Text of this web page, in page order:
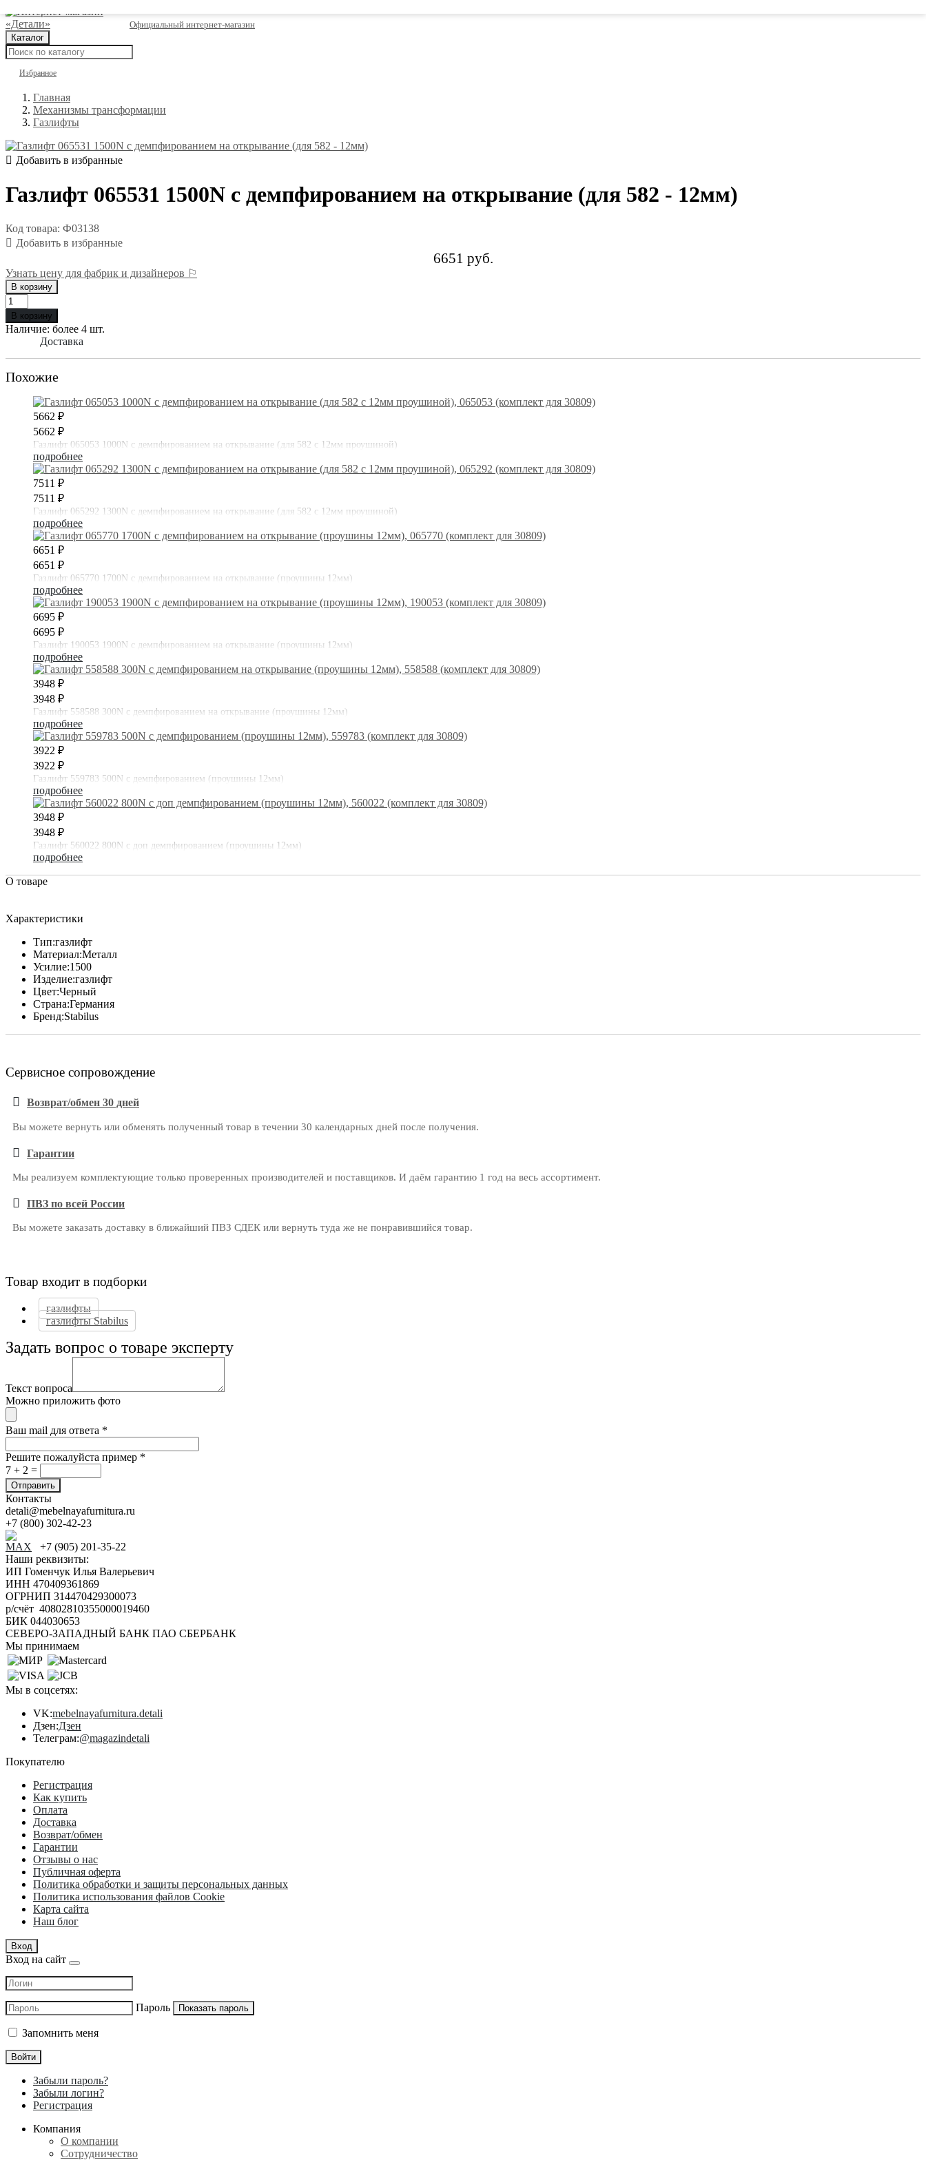
Официальный интернет-магазин
Каталог
Избранное
Главная
Механизмы трансформации
Газлифты
Газлифт 065531 1500N с демпфированием на открывание (для 582 - 12мм)
Код товара: Ф03138
6651 руб.
Узнать цену для фабрик и дизайнеров ⚐
В корзину
В корзину
Наличие: более 4 шт.
Доставка
Похожие
5662 ₽
5662 ₽
Газлифт 065053 1000N с демпфированием на открывание (для 582 с 12мм проушиной)
подробнее
7511 ₽
7511 ₽
Газлифт 065292 1300N с демпфированием на открывание (для 582 с 12мм проушиной)
подробнее
6651 ₽
6651 ₽
Газлифт 065770 1700N с демпфированием на открывание (проушины 12мм)
подробнее
6695 ₽
6695 ₽
Газлифт 190053 1900N с демпфированием на открывание (проушины 12мм)
подробнее
3948 ₽
3948 ₽
Газлифт 558588 300N с демпфированием на открывание (проушины 12мм)
подробнее
3922 ₽
3922 ₽
Газлифт 559783 500N с демпфированием (проушины 12мм)
подробнее
3948 ₽
3948 ₽
Газлифт 560022 800N с доп демпфированием (проушины 12мм)
подробнее
О товаре
Характеристики
Тип:газлифт
Материал:Металл
Усилие:1500
Изделие:газлифт
Цвет:Черный
Страна:Германия
Бренд:Stabilus
Сервисное сопровождение
Возврат/обмен 30 дней
Вы можете вернуть или обменять полученный товар в течении 30 календарных дней после получения.
Гарантии
Мы реализуем комплектующие только проверенных производителей и поставщиков. И даём гарантию 1 год на весь ассортимент.
ПВЗ по всей России
Вы можете заказать доставку в ближайший ПВЗ СДЕК или вернуть туда же не понравившийся товар.
Товар входит в подборки
газлифты
газлифты Stabilus
Задать вопрос о товаре эксперту
Текст вопроса
Можно приложить фото
Ваш mail для ответа *
Решите пожалуйста пример *
7 + 2 =
Контакты
detali@mebelnayafurnitura.ru
+7 (800) 302-42-23
+7 (905) 201-35-22
Наши реквизиты:
ИП Гоменчук Илья Валерьевич
ИНН 470409361869
ОГРНИП 314470429300073
р/счёт 40802810355000019460
БИК 044030653
СЕВЕРО-ЗАПАДНЫЙ БАНК ПАО СБЕРБАНК
Мы принимаем
Мы в соцсетях:
VK:mebelnayafurnitura.detali
Дзен:Дзен
Телеграм:@magazindetali
Покупателю
Регистрация
Как купить
Оплата
Доставка
Возврат/обмен
Гарантии
Отзывы о нас
Публичная оферта
Политика обработки и защиты персональных данных
Политика использования файлов Cookie
Карта сайта
Наш блог
Вход
Вход на сайт
Пароль Показать пароль
Запомнить меня
Войти
Забыли пароль?
Забыли логин?
Регистрация
Компания
О компании
Сотрудничество